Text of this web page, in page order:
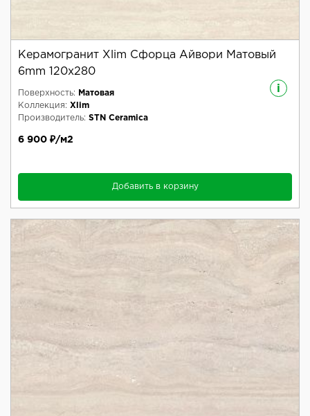
Керамогранит Xlim Сфорца Айвори Матовый
6mm 120x280
i
Поверхность:
Матовая
Коллекция: Xlim
Производитель: STN Ceramica
6 900 ₽/м2
Добавить в корзину